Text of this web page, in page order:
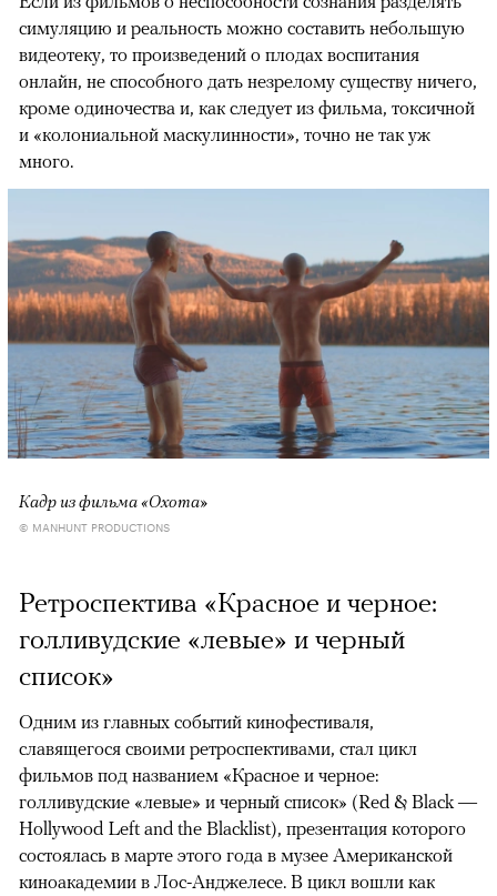
симуляцию и реальность можно составить небольшую
видеотеку, то произведений о плодах воспитания
онлайн, не способного дать незрелому существу ничего,
кроме одиночества и, как следует из фильма, токсичной
и «колониальной маскулинности», точно не так уж
много.
Кадр из фильма «Охота»
© MANHUNT PRODUCTIONS
Ретроспектива «Красное и черное:
голливудские «левые» и черный
список»
Одним из главных событий кинофестиваля,
славящегося своими ретроспективами, стал цикл
фильмов под названием «Красное и черное:
голливудские «левые» и черный список» (Red & Black —
Hollywood Left and the Blacklist), презентация которого
состоялась в марте этого года в музее Американской
киноакадемии в Лос-Анджелесе. В цикл вошли как